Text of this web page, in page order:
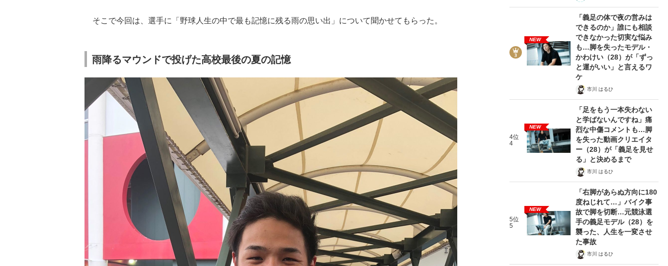
もっと見る
そこで今回は、選手に「野球人生の中で最も記憶に残る雨の思い出」について聞かせてもらった。
雨降るマウンドで投げた高校最後の夏の記憶
NEW
「義足の体で夜の営みは
できるのか」誰にも相談
できなかった切実な悩み
も…脚を失ったモデル・
かわけい（28）が「ずっ
と運がいい」と言えるワ
ケ
市川 はるひ
4位
4
NEW
「足をもう一本失わない
と学ばないんですね」痛
烈な中傷コメントも…脚
を失った動画クリエイタ
ー（28）が「義足を見せ
る」と決めるまで
市川 はるひ
5位
5
NEW
「右脚があらぬ方向に180
度ねじれて…」バイク事
故で脚を切断…元競泳選
手の義足モデル（28）を
襲った、人生を一変させ
た事故
市川 はるひ